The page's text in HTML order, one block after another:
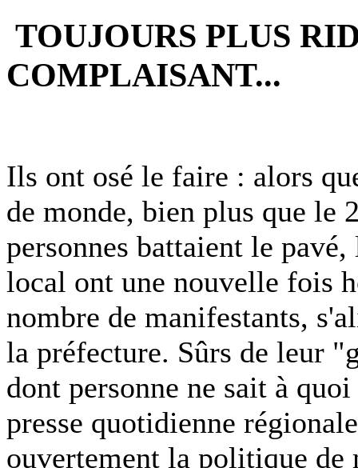
TOUJOURS PLUS
COMPLAISANT...
Ils ont osé le faire : alors
de monde, bien plus que le
personnes battaient le
local ont une nouvelle fois
nombre de manifestants,
la préfecture. Sûrs de leur
dont personne ne sait à
presse quotidienne
ouvertement la politique